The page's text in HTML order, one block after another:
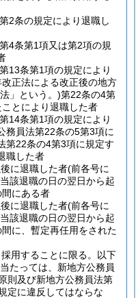
2条の規定により退職し
4条第1項又は第2項の規
13条第1項の規定により
正法による改正後の地方
」という。)第22条の4第
とにより退職した者
14条第1項の規定により
務員法第22条の5第3項に
第22条の4第3項に規定す
職した者
に退職した者(前各号に
該退職の日の翌日から起
にある者
に退職した者(前各号に
該退職の日の翌日から起
に、暫定再任用をされた
用することに限る。以下
たっては、新地方公務員
則及び新地方公務員法第
定に違反してはならな